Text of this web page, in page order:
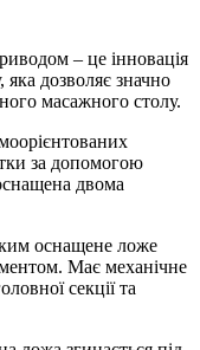
– це інновація
дозволяє значно
масажного столу.
за допомогою
двома
оснащене ложе
Має механічне
секції та